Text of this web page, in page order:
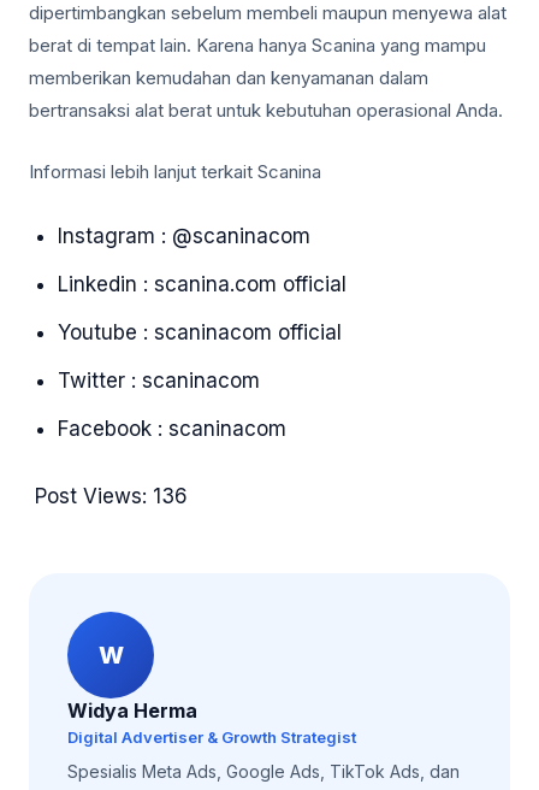
dipertimbangkan sebelum membeli maupun menyewa alat
berat di tempat lain. Karena hanya Scanina yang mampu
memberikan kemudahan dan kenyamanan dalam
bertransaksi alat berat untuk kebutuhan operasional Anda.
Informasi lebih lanjut terkait Scanina
Instagram : @scaninacom
Linkedin : scanina.com official
Youtube : scaninacom official
Twitter : scaninacom
Facebook : scaninacom
Post Views: 136
W
Widya Herma
Digital Advertiser & Growth Strategist
Spesialis Meta Ads, Google Ads, TikTok Ads, dan